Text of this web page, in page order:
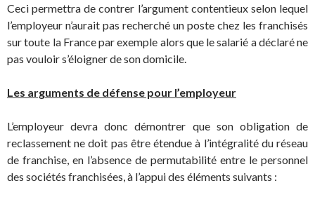
Ceci permettra de contrer l’argument contentieux selon lequel
l’employeur n’aurait pas recherché un poste chez les franchisés
sur toute la France par exemple alors que le salarié a déclaré ne
pas vouloir s’éloigner de son domicile.
Les arguments de défense pour l’employeur
L’employeur devra donc démontrer que son obligation de
reclassement ne doit pas être étendue à l’intégralité du réseau
de franchise, en l’absence de permutabilité entre le personnel
des sociétés franchisées, à l’appui des éléments suivants :